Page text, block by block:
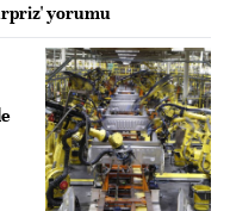
yorumu